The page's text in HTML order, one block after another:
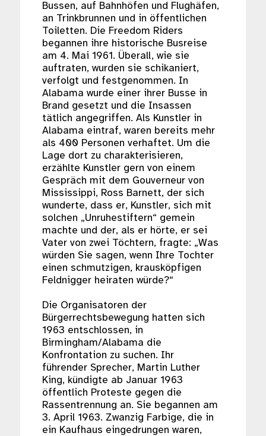
Bussen, auf Bahnhöfen und Flughäfen,
an Trinkbrunnen und in öffentlichen
Toiletten. Die Freedom Riders
begannen ihre historische Busreise
am 4. Mai 1961. Überall, wie sie
auftraten, wurden sie schikaniert,
verfolgt und festgenommen. In
Alabama wurde einer ihrer Busse in
Brand gesetzt und die Insassen
tätlich angegriffen. Als Kunstler in
Alabama eintraf, waren bereits mehr
als 400 Personen verhaftet. Um die
Lage dort zu charakterisieren,
erzählte Kunstler gern von einem
Gespräch mit dem Gouverneur von
Mississippi, Ross Barnett, der sich
wunderte, dass er, Kunstler, sich mit
solchen „Unruhestiftern“ gemein
machte und der, als er hörte, er sei
Vater von zwei Töchtern, fragte: „Was
würden Sie sagen, wenn Ihre Tochter
einen schmutzigen, krausköpfigen
Feldnigger heiraten würde?“
Die Organisatoren der
Bürgerrechtsbewegung hatten sich
1963 entschlossen, in
Birmingham/Alabama die
Konfrontation zu suchen. Ihr
führender Sprecher, Martin Luther
King, kündigte ab Januar 1963
öffentlich Proteste gegen die
Rassentrennung an. Sie begannen am
3. April 1963. Zwanzig Farbige, die in
ein Kaufhaus eingedrungen waren,